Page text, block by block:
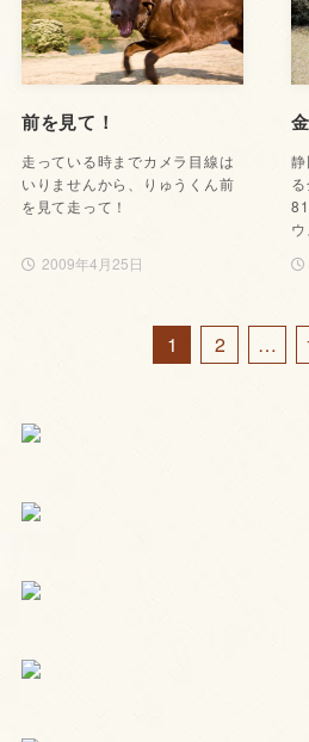
前を見て！
走っている時までカメラ目線は
いりませんから、りゅうくん前
を見て走って！
2009年4月25日
1 2 …